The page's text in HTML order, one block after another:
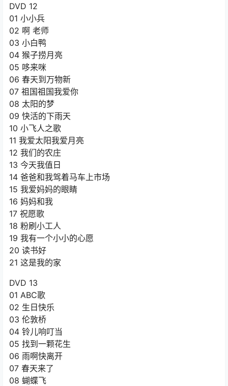
DVD 12
01 小小兵
02 啊 老师
03 小白鸭
04 猴子捞月亮
05 哆来咪
06 春天到万物新
07 祖国祖国我爱你
08 太阳的梦
09 快活的下雨天
10 小飞人之歌
11 我爱太阳我爱月亮
12 我们的农庄
13 今天我值日
14 爸爸和我驾着马车上市场
15 我爱妈妈的眼睛
16 妈妈和我
17 祝愿歌
18 粉刷小工人
19 我有一个小小的心愿
20 读书好
21 这是我的家
DVD 13
01 ABC歌
02 生日快乐
03 伦敦桥
04 铃儿响叮当
05 找到一颗花生
06 雨啊快离开
07 春天来了
08 蝴蝶飞